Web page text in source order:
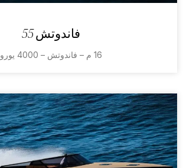
فاندوتش 55
16 م – فاندوتش – 4000 يورو